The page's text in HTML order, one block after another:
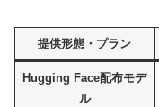
提供形態・プラン
Hugging Face配布モデ
ル